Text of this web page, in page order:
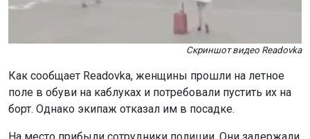
Скриншот видео Readovka
Как сообщает Readovka, женщины прошли на летное
поле в обуви на каблуках и потребовали пустить их на
борт. Однако экипаж отказал им в посадке.